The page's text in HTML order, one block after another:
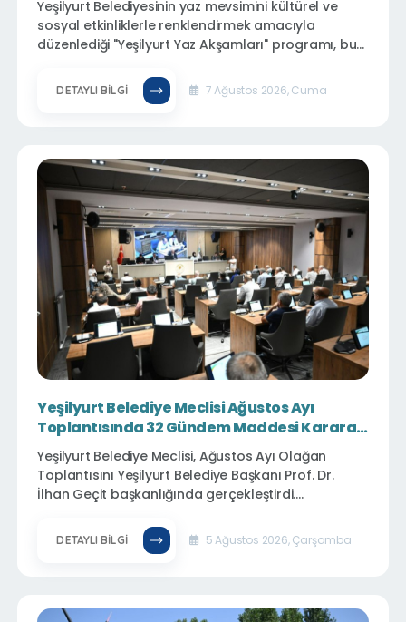
Yeşilyurt Belediyesinin yaz mevsimini kültürel ve
sosyal etkinliklerle renklendirmek amacıyla
düzenlediği "Yeşilyurt Yaz Akşamları" programı, bu
Her yaştan vatandaşın yoğun ilgi gösterdiği
etkinliklerde renkli görüntüler yaşandı.
DETAYLI BILGI 7 Ağustos 2026, Cuma
Yeşilyurt Belediye Meclisi Ağustos Ayı
Toplantısında 32 Gündem Maddesi Karara
Bağlandı
Yeşilyurt Belediye Meclisi, Ağustos Ayı Olağan
Toplantısını Yeşilyurt Belediye Başkanı Prof. Dr.
İlhan Geçit başkanlığında gerçekleştirdi.
sürecine katkı sunacak 32 gündem maddesi
görüşülerek karara bağlandı.
DETAYLI BILGI 5 Ağustos 2026, Çarşamba